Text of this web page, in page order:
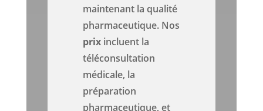
maintenant la qualité
pharmaceutique. Nos
prix incluent la
téléconsultation
médicale, la
préparation
pharmaceutique, et